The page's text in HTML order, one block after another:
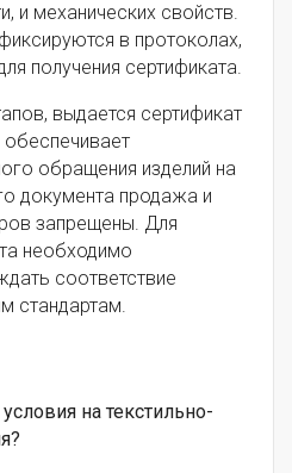
и механических свойств.
в протоколах,
получения сертификата.
выдается сертификат
обеспечивает
обращения изделий на
документа продажа и
запрещены. Для
необходимо
соответствие
стандартам.
на текстильно-